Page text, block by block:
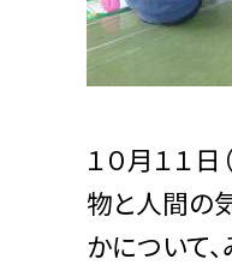
１０月１１
物と人間の
かについて